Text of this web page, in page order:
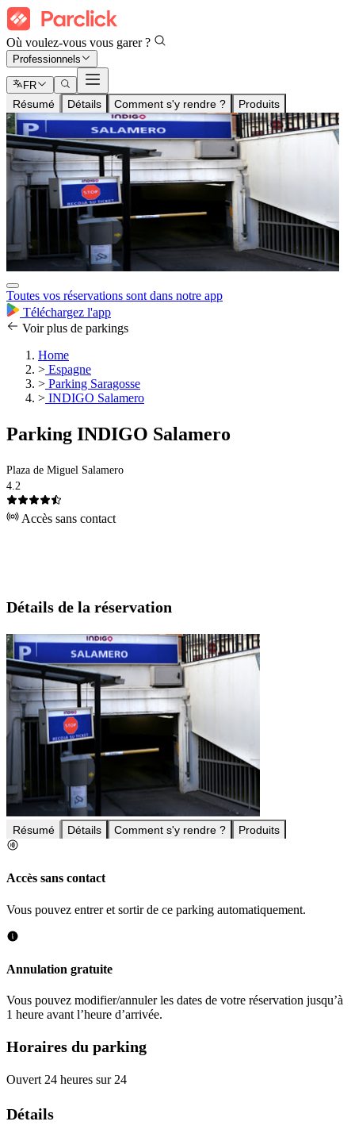
Où voulez-vous vous garer ?
Professionnels
FR
Résumé Détails Comment s'y rendre ? Produits
Toutes vos réservations sont dans notre app
Téléchargez l'app
Voir plus de parkings
Home
> Espagne
> Parking Saragosse
> INDIGO Salamero
Parking INDIGO Salamero
Plaza de Miguel Salamero
4.2
Accès sans contact
Détails de la réservation
Résumé Détails Comment s'y rendre ? Produits
Accès sans contact
Vous pouvez entrer et sortir de ce parking automatiquement.
Annulation gratuite
Vous pouvez modifier/annuler les dates de votre réservation jusqu’à
1 heure avant l’heure d’arrivée.
Horaires du parking
Ouvert 24 heures sur 24
Détails